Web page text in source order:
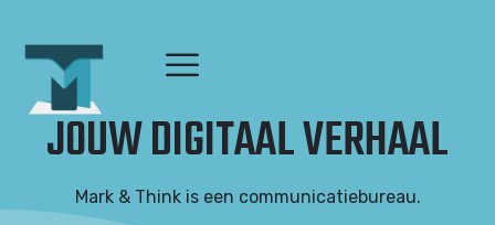
JOUWDIGITAAL VERHAAL
Mark & Think is een communicatiebureau.